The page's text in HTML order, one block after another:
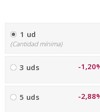
1 ud
(Cantidad mínima)
3 uds -
5 uds -